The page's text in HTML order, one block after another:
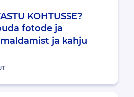
KOHTUSSE?
fotode ja
ja kahju